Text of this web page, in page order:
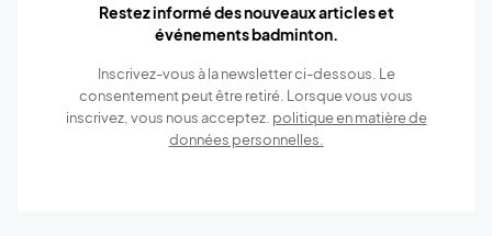
Restez informé des nouveaux articles et
événements badminton.
Inscrivez-vous à la newsletter ci-dessous. Le
consentement peut être retiré. Lorsque vous vous
inscrivez, vous nous acceptez. politique en matière de
données personnelles.